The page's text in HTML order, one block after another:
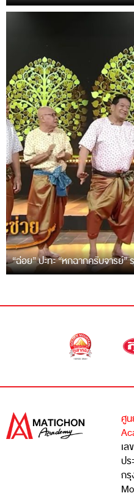
“ฉ่อย” ปะทะ “หกฉากครับจารย์”
ศู
เ
ปร
กรุ